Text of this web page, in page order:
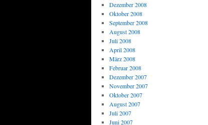
Dezember 2008
Oktober 2008
September 2008
August 2008
Juli 2008
April 2008
März 2008
Februar 2008
Dezember 2007
November 2007
Oktober 2007
August 2007
Juli 2007
Juni 2007